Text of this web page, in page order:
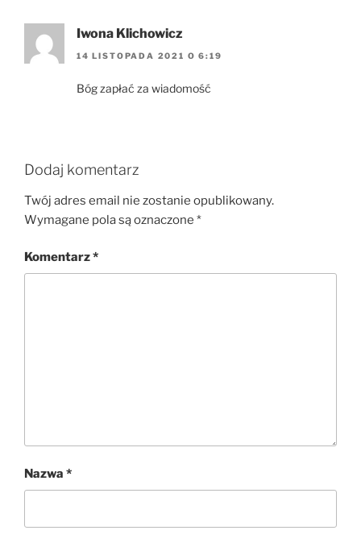
Iwona Klichowicz
14 LISTOPADA 2021 O 6:19
Bóg zapłać za wiadomość
Dodaj komentarz
Twój adres email nie zostanie opublikowany.
Wymagane pola są oznaczone *
Komentarz*
Nazwa *